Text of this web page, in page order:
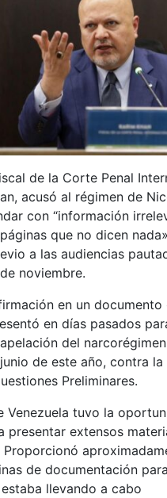
de la Corte Penal
acusó al régimen de
con “información
que no dicen
a las audiencias
noviembre.
en un documento
en días pasados
del narcorégimen
de este año, contra la
Preliminares.
Venezuela tuvo la
presentar extensos
de documentación para
llevando a cabo